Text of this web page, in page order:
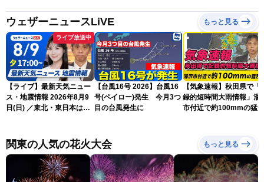
ウェザーニュースLiVE もっと見る
ライブ放送中
【ライブ】最新天気ニュー
ス・地震情報 2026年8月9
日(日) ／東北・東日本は急
北美月／芳野達郎〉
【台風16号 2026】台風16
号(ペイロー)発生 今月3つ
目の台風発生に
【気象速報】秋田県で「
録的短時間大雨情報」湯
市付近で約100mmの猛烈
関東の人気の花火大会 もっと見る